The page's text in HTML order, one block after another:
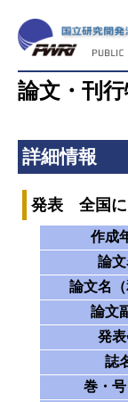
論文・刊
詳細情報
発表 全国に
作成
論文
論文名（
論文
発
誌
巻・号